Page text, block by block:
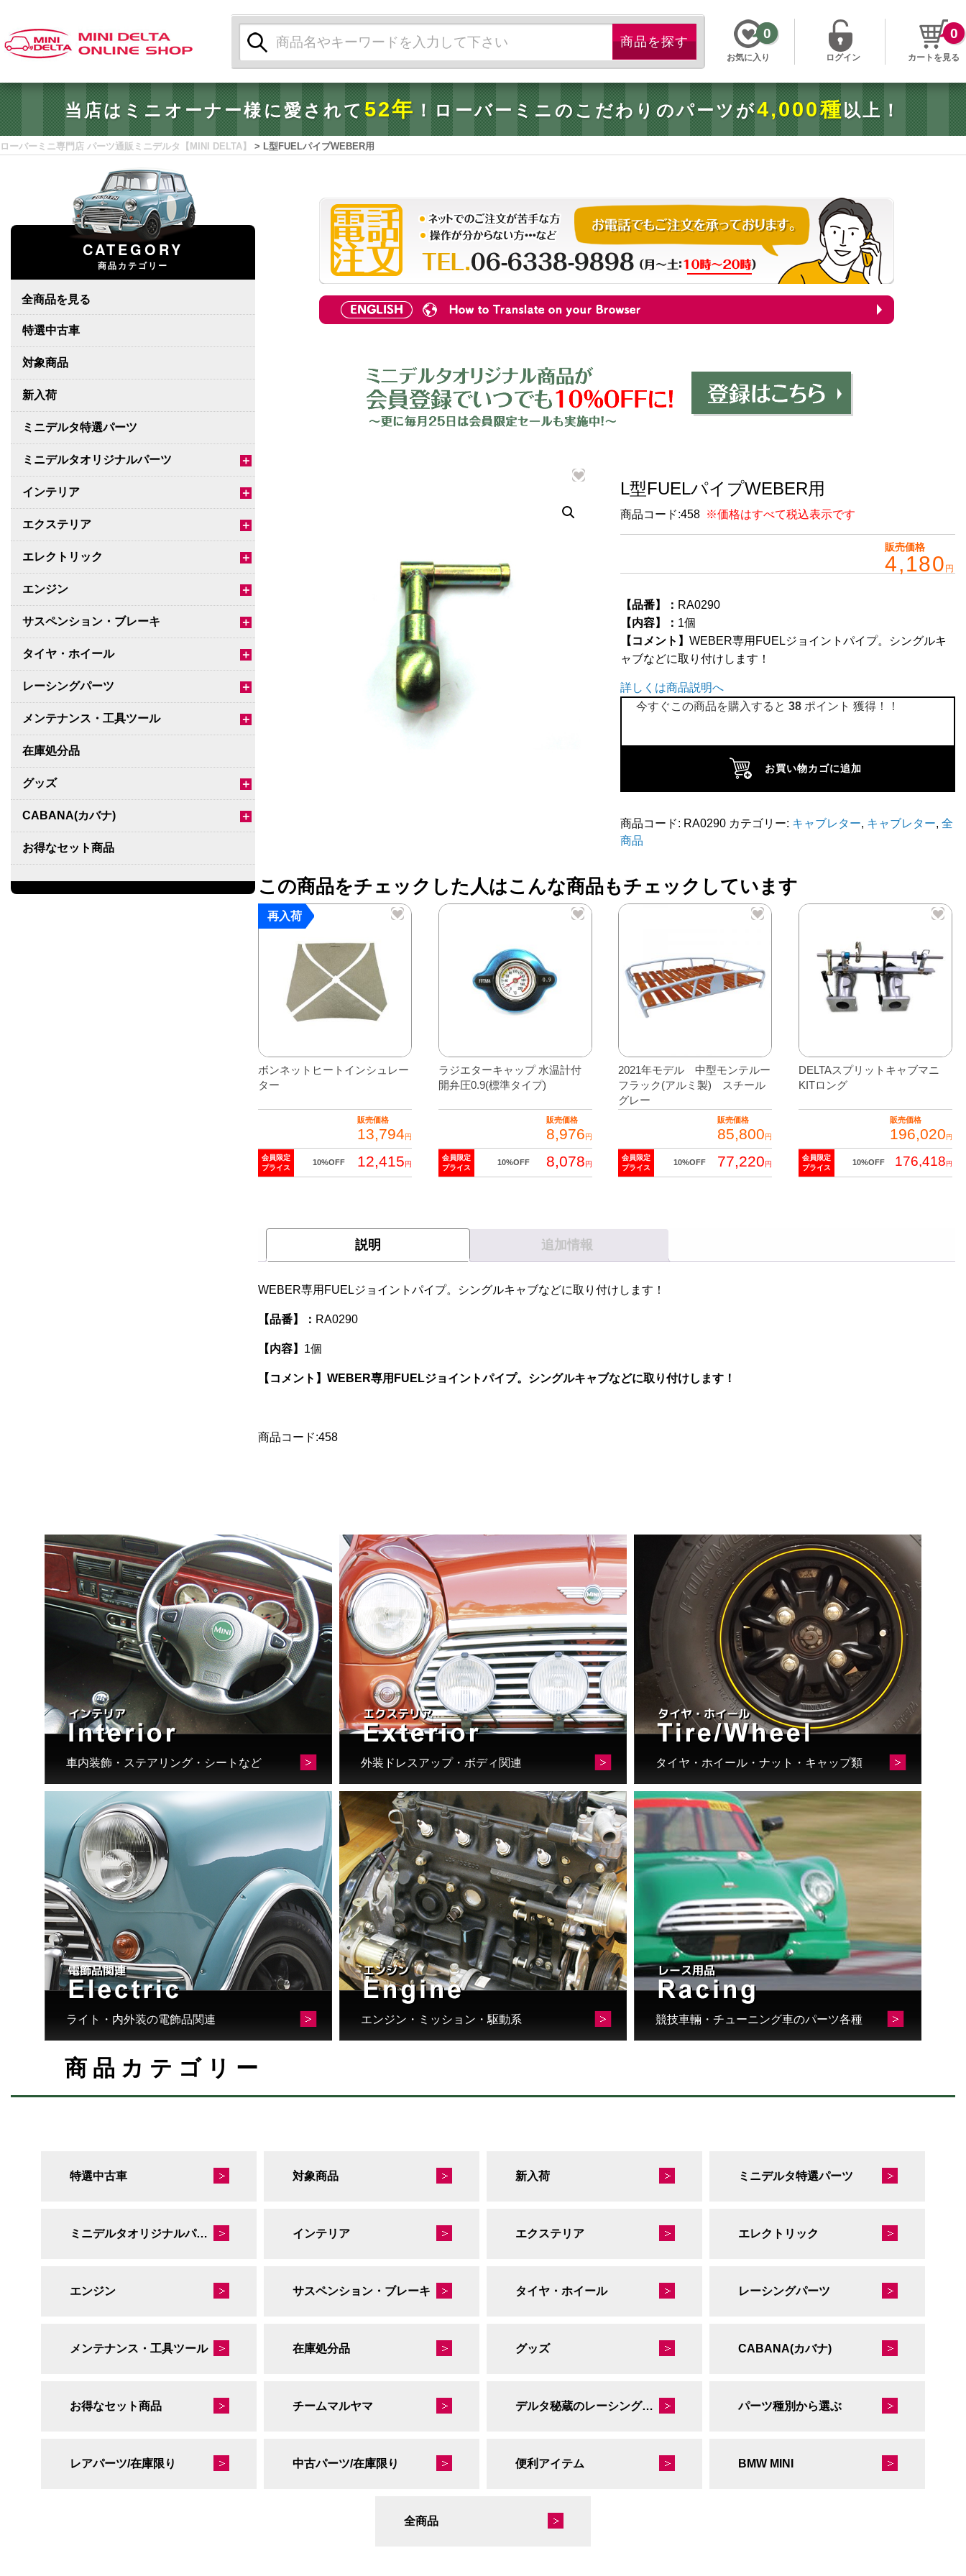
索:
お気に入り
0
ログイン カートを見る
0
当店はミニオーナー様に愛されて52年 ！ローバーミニのこだわりのパーツが4,000種 以上！
ローバーミニ専門店 パーツ通販ミニデルタ【MINI DELTA】 > L型FUELパイプWEBER用
CATEGORY
商品カテゴリー
全商品を見る
特選中古車
対象商品
新入荷
ミニデルタ特選パーツ
＋
ミニデルタオリジナルパーツ
＋
インテリア
＋
エクステリア
＋
エレクトリック
＋
エンジン
＋
サスペンション・ブレーキ
＋
タイヤ・ホイール
＋
レーシングパーツ
＋
メンテナンス・工具ツール
在庫処分品
＋
グッズ
＋
CABANA(カバナ)
お得なセット商品
チームマルヤマ
L型FUELパイプWEBER用
商品コード:458 ※価格はすべて税込表示です
販売価格
4,180 円
【品番】： RA0290
【内容】： 1個
【コメント】WEBER専用FUELジョイントパイプ。シングルキ
ャブなどに取り付けします！
詳しくは商品説明へ
今すぐこの商品を購入すると38 ポイント 獲得！！
パ
プ
個
お買い物カゴに追加
商品コード: RA0290 カテゴリー: キャブレター, キャブレター,全
商品
この商品をチェックした人はこんな商品もチェックしています
再入荷
ボンネットヒートインシュレー
ター
販売価格
13,794円
会員限定
プライス
10%OFF 12,415円
ラジエターキャップ 水温計付
開弁圧0.9(標準タイプ)
販売価格
8,976円
会員限定
プライス
10%OFF 8,078円
2021年モデル 中型モンテルー
フラック(アルミ製) スチール
グレー
販売価格
85,800円
会員限定
プライス
10%OFF 77,220円
DELTAスプリットキャブマニ
KITロング
販売価格
196,020 円
会員限定
プライス
10%OFF 176,418 円
説明 追加情報
WEBER専用FUELジョイントパイプ。シングルキャブなどに取り付けします！
【品番】： RA0290
【内容】 1個
【コメント】WEBER専用FUELジョイントパイプ。シングルキャブなどに取り付けします！
商品コード:458
車内装飾・ステアリング・シートなど 外装ドレスアップ・ボディ関連 タイヤ・ホイール・ナット・キャップ類
ライト・内外装の電飾品関連 エンジン・ミッション・駆動系 競技車輛・チューニング車のパーツ各種
商品カテゴリー
特選中古車 対象商品 新入荷 ミニデルタ特選パーツ
ミニデルタオリジナルパーツ インテリア エクステリア エレクトリック
エンジン サスペンション・ブレーキ タイヤ・ホイール レーシングパーツ
メンテナンス・工具ツール 在庫処分品 グッズ CABANA(カバナ)
お得なセット商品 チームマルヤマ デルタ秘蔵のレーシングコレクション パーツ種別から選ぶ
レアパーツ/在庫限り 中古パーツ/在庫限り 便利アイテム BMW MINI
全商品